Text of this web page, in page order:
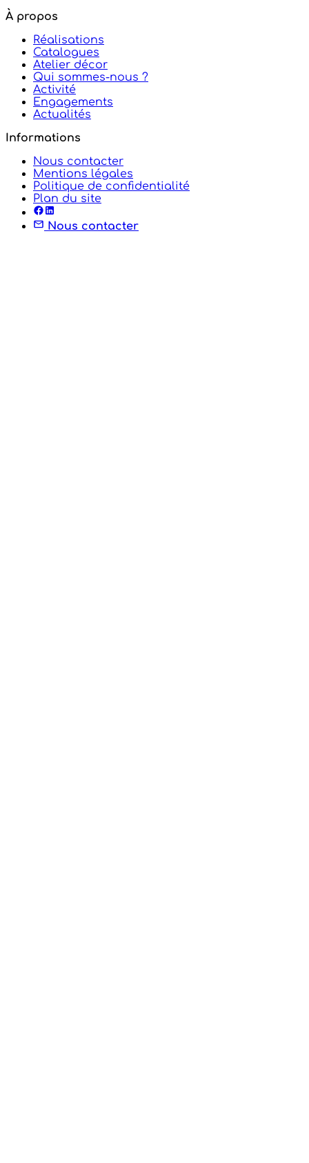
À propos
Réalisations
Catalogues
Atelier décor
Qui sommes-nous ?
Activité
Engagements
Actualités
Informations
Nous contacter
Mentions légales
Politique de confidentialité
Plan du site
Nous contacter